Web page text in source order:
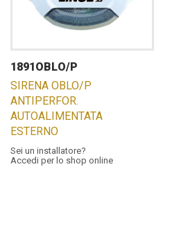
1891OBLO/P
SIRENA OBLO/P
ANTIPERFOR.
AUTOALIMENTATA
ESTERNO
Sei un installatore?
Accedi per lo shop online